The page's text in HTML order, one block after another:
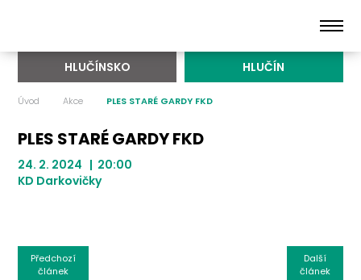
HLUČÍNSKO HLUČÍN
Úvod Akce PLES STARÉ GARDY FKD
PLES STARÉ GARDY FKD
24. 2. 2024 | 20:00
KD Darkovičky
Další
článek
Předchozí
článek